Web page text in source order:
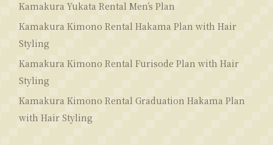
Kamakura Yukata Rental Men’s Plan
Kamakura Kimono Rental Hakama Plan with Hair
Styling
Kamakura Kimono Rental Furisode Plan with Hair
Styling
Kamakura Kimono Rental Graduation Hakama Plan
with Hair Styling